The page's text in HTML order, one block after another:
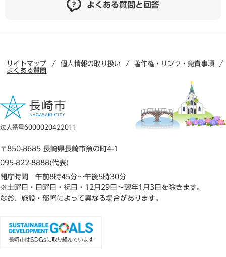
よくある質問と回答
サイトマップ 個人情報の取り扱い
著作権・リンク・免責事項
よくある質問
法人番号6000020422011
〒850-8685 長崎県長崎市魚の町4-1
095-822-8888(代表)
開庁時間 午前8時45分～午後5時30分
※土曜日・日曜日・祝日・12月29日～翌年1月3日を除きます。
なお、施設・部署によって異なる場合があります。